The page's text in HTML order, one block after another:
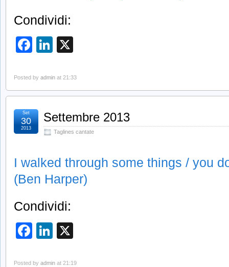
Condividi:
Facebook
LinkedIn
Posted by admin at 21:33
Settembre 2013
Taglines cantate
Set
30
2013
I walked through some things / you
(Ben Harper)
Condividi:
Facebook
LinkedIn
Posted by admin at 21:19